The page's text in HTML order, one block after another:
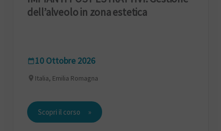
dell’alveolo in zona estetica
10 Ottobre 2026
Italia, Emilia Romagna
Scopri il corso